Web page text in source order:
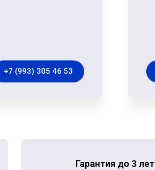
+7 (993) 305 46 53
Гарантия до 3 лет